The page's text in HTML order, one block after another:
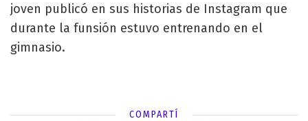
joven publicó en sus historias de Instagram que
durante la funsión estuvo entrenando en el
gimnasio.
COMPARTÍ